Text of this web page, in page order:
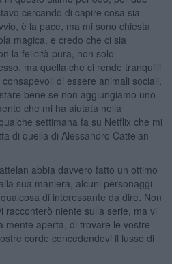
cercando di capire cosa sia
è la pace, ma mi sono chiesta
magica, e credo che ci sia
la felicità pura, non solo
ma quella che ci rende tranquilli
di essere animali sociali,
bene se non aggiungiamo uno
che mi ha aiutata nella
settimana fa su Netflix che mi
di quella di Alessandro Cattelan
abbia davvero fatto un ottimo
sua maniera, alcuni personaggi
di interessante da dire. Non
racconterò niente sulla serie, ma vi
mente aperta, di trovare le vostre
corde concedendovi il lusso di